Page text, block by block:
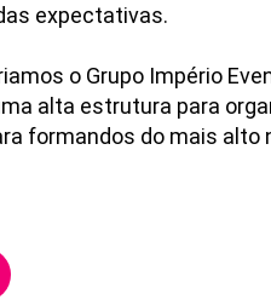
expectativas.
o Grupo Império
alta estrutura para
formandos do mais alto